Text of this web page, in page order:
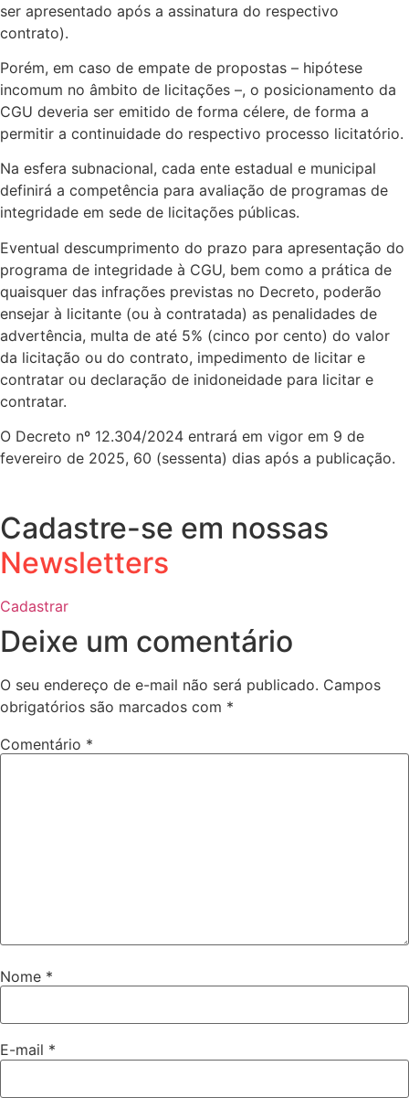
ser apresentado após a assinatura do respectivo
contrato).
Porém, em caso de empate de propostas – hipótese
incomum no âmbito de licitações –, o posicionamento da
CGU deveria ser emitido de forma célere, de forma a
permitir a continuidade do respectivo processo licitatório.
Na esfera subnacional, cada ente estadual e municipal
definirá a competência para avaliação de programas de
integridade em sede de licitações públicas.
Eventual descumprimento do prazo para apresentação do
programa de integridade à CGU, bem como a prática de
quaisquer das infrações previstas no Decreto, poderão
ensejar à licitante (ou à contratada) as penalidades de
advertência, multa de até 5% (cinco por cento) do valor
da licitação ou do contrato, impedimento de licitar e
contratar ou declaração de inidoneidade para licitar e
contratar.
O Decreto nº 12.304/2024 entrará em vigor em 9 de
fevereiro de 2025, 60 (sessenta) dias após a publicação.
Cadastre-se em nossas
Newsletters
Cadastrar
Deixe um comentário
O seu endereço de e-mail não será publicado. Campos
obrigatórios são marcados com *
Comentário *
Nome *
E-mail *